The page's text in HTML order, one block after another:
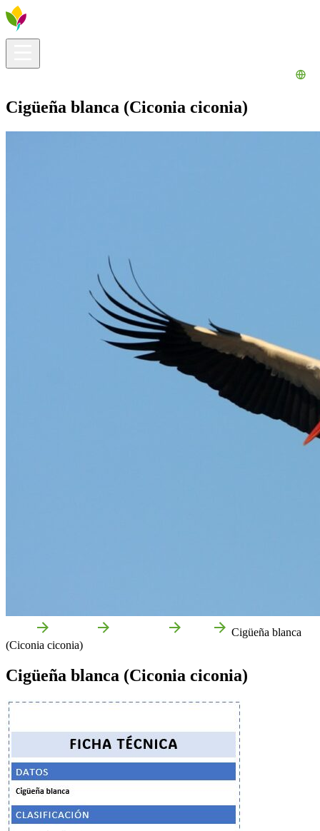
Cigüeña blanca (Ciconia ciconia)
Cigüeña blanca
(Ciconia ciconia)
Cigüeña blanca (Ciconia ciconia)